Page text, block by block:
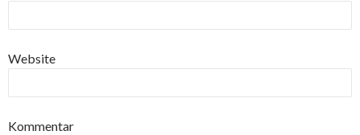
Website
Kommentar